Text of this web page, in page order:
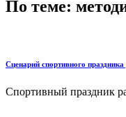
По теме:
Сценарий спортивного
Спортивный праздник